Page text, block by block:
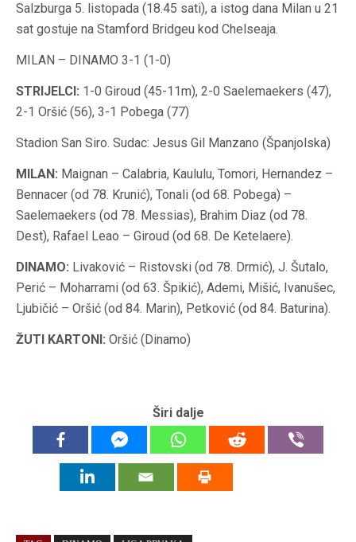
Salzburga 5. listopada (18.45 sati), a istog dana Milan u 21
sat gostuje na Stamford Bridgeu kod Chelseaja.
MILAN – DINAMO 3-1 (1-0)
STRIJELCI: 1-0 Giroud (45-11m), 2-0 Saelemaekers (47),
2-1 Oršić (56), 3-1 Pobega (77)
Stadion San Siro. Sudac: Jesus Gil Manzano (Španjolska)
MILAN: Maignan – Calabria, Kaululu, Tomori, Hernandez –
Bennacer (od 78. Krunić), Tonali (od 68. Pobega) –
Saelemaekers (od 78. Messias), Brahim Diaz (od 78.
Dest), Rafael Leao – Giroud (od 68. De Ketelaere).
DINAMO: Livaković – Ristovski (od 78. Drmić), J. Šutalo,
Perić – Moharrami (od 63. Špikić), Ademi, Mišić, Ivanušec,
Ljubičić – Oršić (od 84. Marin), Petković (od 84. Baturina).
ŽUTI KARTONI: Oršić (Dinamo)
Širi dalje